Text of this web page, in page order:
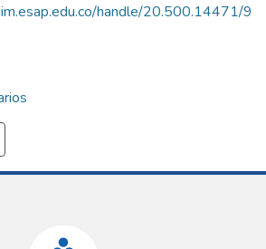
handle/20.500.14471/9